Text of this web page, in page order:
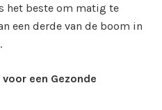
het beste om matig te
een derde van de boom in
een Gezonde